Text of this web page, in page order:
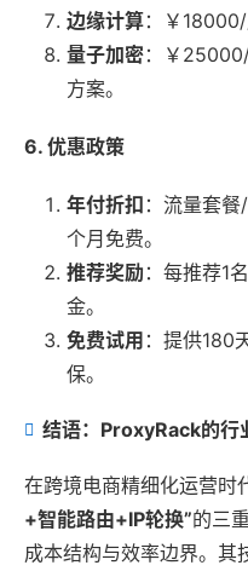
边缘计算：￥
量子加密：￥
方案。
6. 优惠政策
年付折扣 ：流量套
个月免费。
推荐奖励 ：每推荐1
金。
免费试用 ：提供180
保。
结语：ProxyRack的行
在跨境电商精细化运营时
+智能路由+IP轮换”的三
成本结构与效率边界。其